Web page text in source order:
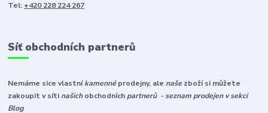
Tel: +420 228 224 267
Síť obchodních partnerů
Nemáme sice vlastníkamennéprodejny, ale naše zboží si můžete
zakoupit v síti našichobchodních partnerů - seznam prodejen v sekci
Blog